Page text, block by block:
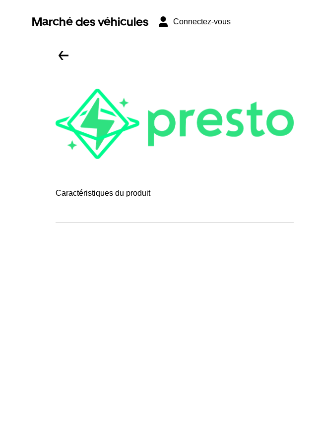
Marché des véhicules Connectez-vous
Caractéristiques du produit